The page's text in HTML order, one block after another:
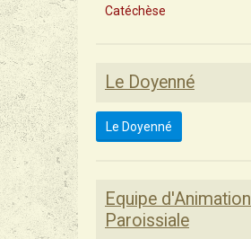
Catéchèse
Le Doyenné
Le Doyenné
Equipe d'Animation
Paroissiale